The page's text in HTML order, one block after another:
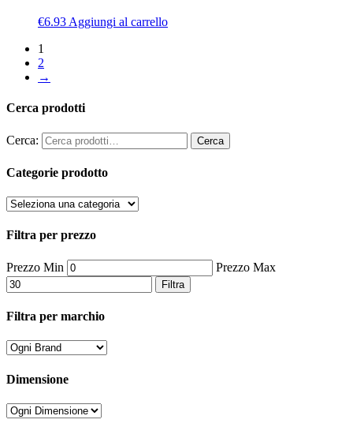
€6.93 Aggiungi al carrello
1
2
→
Cerca prodotti
Cerca: Cerca
Categorie prodotto
Filtra per prezzo
Prezzo Min Prezzo Max
Filtra
Filtra per marchio
Dimensione